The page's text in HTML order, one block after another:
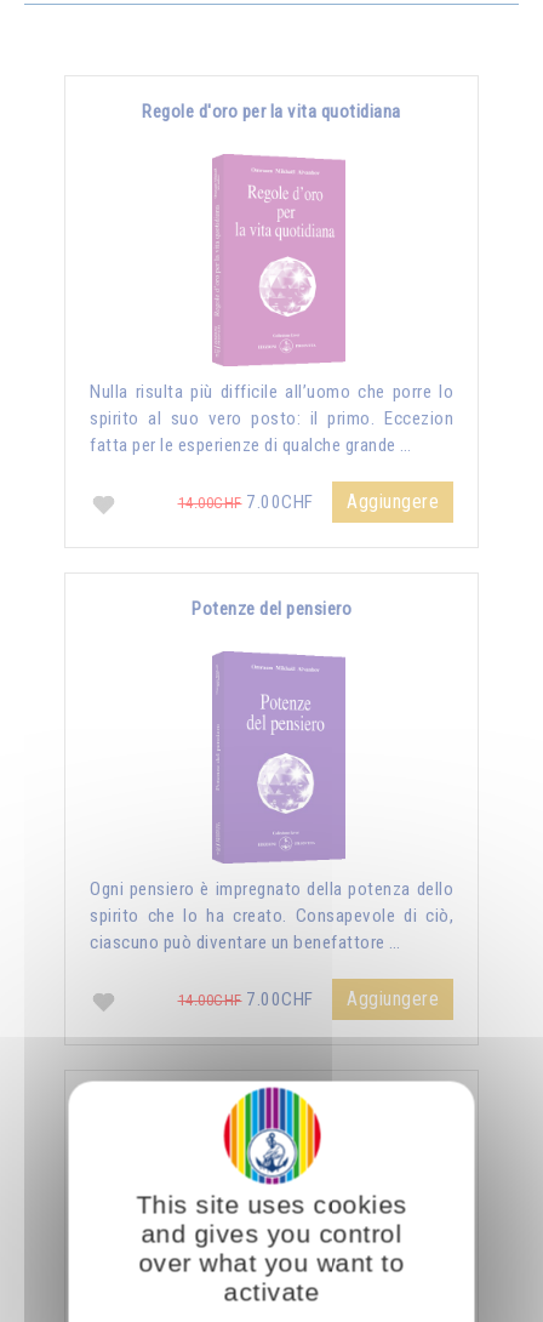
Regole d'oro per la vita quotidiana
Nulla risulta più difficile all’uomo che porre lo
spirito al suo vero posto: il primo. Eccezion
fatta per le esperienze di qualche grande …
14.00CHF7.00CHF Aggiungere
Potenze del pensiero
Ogni pensiero è impregnato della potenza dello
spirito che lo ha creato. Consapevole di ciò,
ciascuno può diventare un benefattore …
14.00CHF7.00CHF Aggiungere
La sessualità forza del cielo
This site uses cookies
and gives you control
over what you want to
activate